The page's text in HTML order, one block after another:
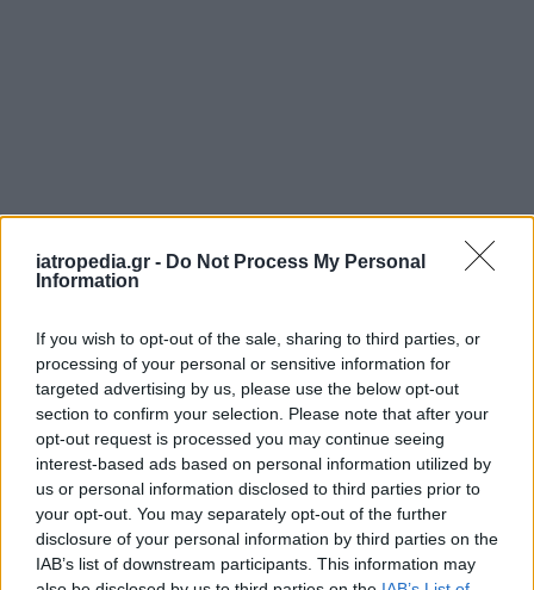
iatropedia.gr - Do Not Process My Personal
Information
If you wish to opt-out of the sale, sharing to third parties, or
processing of your personal or sensitive information for
targeted advertising by us, please use the below opt-out
section to confirm your selection. Please note that after your
opt-out request is processed you may continue seeing
interest-based ads based on personal information utilized by
us or personal information disclosed to third parties prior to
your opt-out. You may separately opt-out of the further
disclosure of your personal information by third parties on the
IAB’s list of downstream participants. This information may